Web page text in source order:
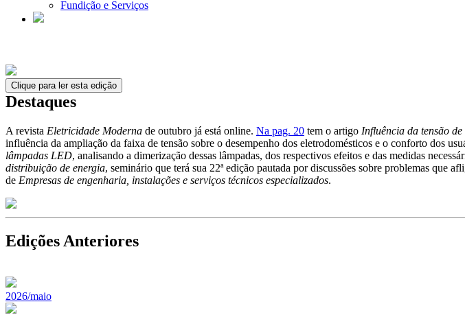
Fundição e Serviços
Clique para ler esta edição
Destaques
A revista Eletricidade Moderna de outubro já está online. Na pag. 20 tem o artigo Influência da tensão
influência da ampliação da faixa de tensão sobre o desempenho dos eletrodomésticos e o conforto dos
lâmpadas LED, analisando a dimerização dessas lâmpadas, dos respectivos efeitos e das medidas
distribuição de energia, seminário que terá sua 22ª edição pautada por discussões sobre problemas que
de Empresas de engenharia, instalações e serviços técnicos especializados.
Edições Anteriores
2026/maio